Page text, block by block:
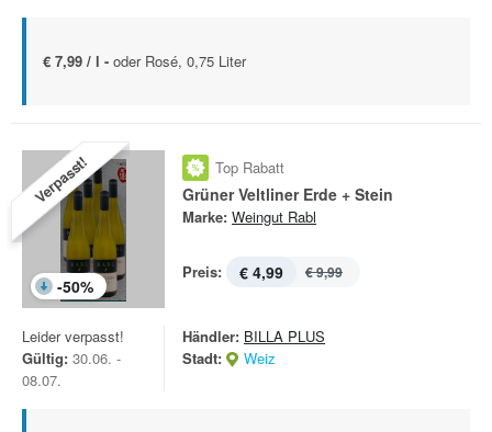
€ 7,99 / l - oder Rosé, 0,75 Liter
Verpasst!
-50%
Top Rabatt
Grüner Veltliner Erde + Stein
Marke: Weingut Rabl
Preis: € 4,99 € 9,99
Leider verpasst!
Gültig: 30.06. -
08.07.
Händler: BILLA PLUS
Stadt:
Weiz